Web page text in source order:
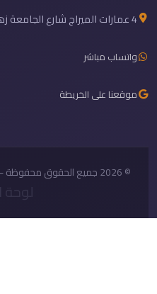
4 عمارات الميراج شارع الجامعة زهراء مدينة نصر القاهرة مصر
واتساب مباشر
موقعنا على الخريطة